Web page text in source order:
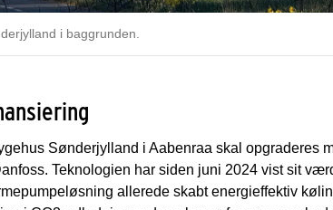
i baggrunden.
Sønderjylland i Aabenraa skal opgraderes
Teknologien har siden juni 2024 vist sit
allerede skabt energieffektiv